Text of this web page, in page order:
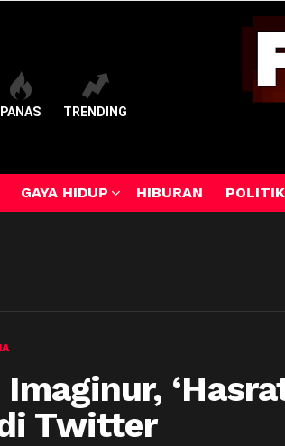
PANAS TRENDING
GAYA HIDUP HIBURAN POLITIK
Twitter